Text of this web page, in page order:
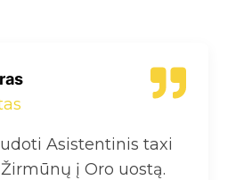
Asistentinis taxi
į Oro uostą.